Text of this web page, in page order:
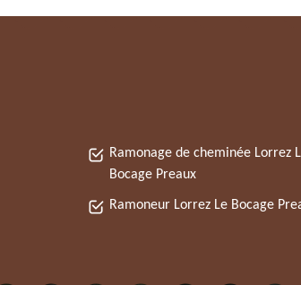
Ramonage de cheminée Lorrez
Bocage Preaux
Ramoneur Lorrez Le Bocage